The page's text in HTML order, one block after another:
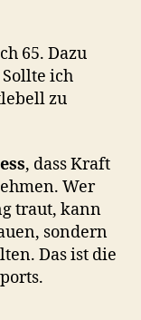
65. Dazu
ich
zu
, dass Kraft
Wer
traut, kann
sondern
Das ist die